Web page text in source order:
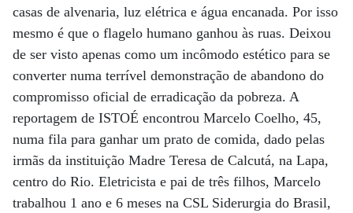
casas de alvenaria, luz elétrica e água encanada. Por isso
mesmo é que o flagelo humano ganhou às ruas. Deixou
de ser visto apenas como um incômodo estético para se
converter numa terrível demonstração de abandono do
compromisso oficial de erradicação da pobreza. A
reportagem de ISTOÉ encontrou Marcelo Coelho, 45,
numa fila para ganhar um prato de comida, dado pelas
irmãs da instituição Madre Teresa de Calcutá, na Lapa,
centro do Rio. Eletricista e pai de três filhos, Marcelo
trabalhou 1 ano e 6 meses na CSL Siderurgia do Brasil,